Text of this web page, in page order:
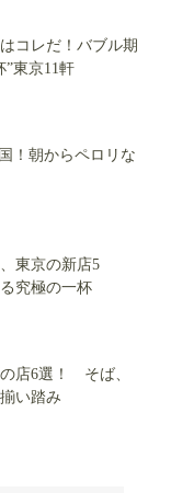
コレだ！バブル期
”東京11軒
！朝からペロリな
東京の新店5
究極の一杯
店6選！ そば、
い踏み